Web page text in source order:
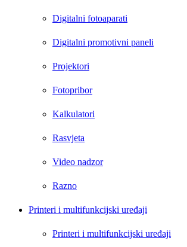
Digitalni fotoaparati
Digitalni promotivni paneli
Projektori
Fotopribor
Kalkulatori
Rasvjeta
Video nadzor
Razno
Printeri i multifunkcijski uređaji
Printeri i multifunkcijski uređaji